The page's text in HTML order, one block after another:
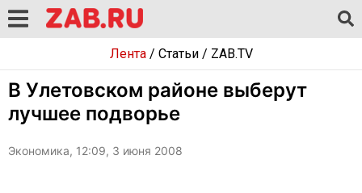
Лента/ Статьи/ ZAB.TV
В Улетовском районе выберут
лучшее подворье
Экономика, 12:09, 3 июня 2008